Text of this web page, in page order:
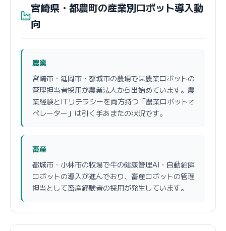
宮崎県・都農町の産業別ロボット導入動
向
農業
宮崎市・延岡市・都城市の農場では農業ロボットの
管理担当者採用が農業法人から出始めています。農
業経験とITリテラシーを両方持つ「農業ロボットオ
ペレーター」は引く手あまたの状況です。
畜産
都城市・小林市の牧場で牛の健康管理AI・自動給餌
ロボットの導入が進んでおり、畜産ロボットの管理
担当として畜産経験者の採用が発生しています。